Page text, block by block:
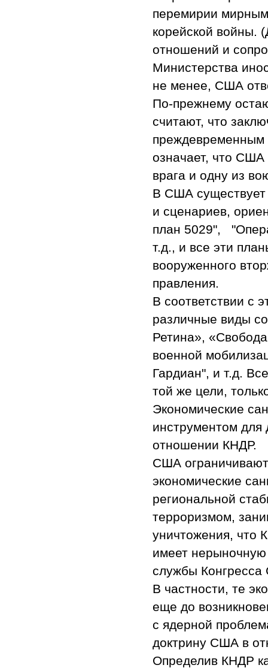
перемирии
корейской войны.
отношений и
Министерства
не менее, США
По-прежнему
считают, что
преждевременным
означает, что США
врага и одну из
В США существует
и сценариев,
план 5029",
т.д., и все эти
вооруженного
правления.
В соответствии с
различные виды
Ретина»,
военной
Гардиан", и т.д.
той же цели,
Экономические
инструментом для
отношении КНДР.
США
экономические
региональной
терроризмом,
уничтожения, что
имеет нерыночную
службы Конгресса
В частности, те
еще до
с ядерной
доктрину США в
Определив КНДР